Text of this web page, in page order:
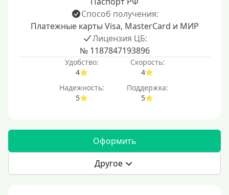
Способ получения:
Платежные карты Visa, MasterCard и МИР
Лицензия ЦБ:
№ 1187847193896
Удобство:
4
Скорость:
4
Надежность:
5
Поддержка:
5
Оформить
Другое